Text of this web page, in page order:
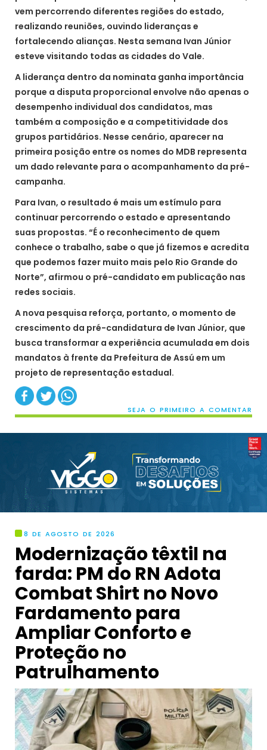
vem percorrendo diferentes regiões do estado,
realizando reuniões, ouvindo lideranças e
fortalecendo alianças. Nesta semana Ivan Júnior
esteve visitando todas as cidades do Vale.
A liderança dentro da nominata ganha importância
porque a disputa proporcional envolve não apenas o
desempenho individual dos candidatos, mas
também a composição e a competitividade dos
grupos partidários. Nesse cenário, aparecer na
primeira posição entre os nomes do MDB representa
um dado relevante para o acompanhamento da pré-
campanha.
Para Ivan, o resultado é mais um estímulo para
continuar percorrendo o estado e apresentando
suas propostas. “É o reconhecimento de quem
conhece o trabalho, sabe o que já fizemos e acredita
que podemos fazer muito mais pelo Rio Grande do
Norte”, afirmou o pré-candidato em publicação nas
redes sociais.
A nova pesquisa reforça, portanto, o momento de
crescimento da pré-candidatura de Ivan Júnior, que
busca transformar a experiência acumulada em dois
mandatos à frente da Prefeitura de Assú em um
projeto de representação estadual.
SEJA O PRIMEIRO A COMENTAR
8 DE AGOSTO DE 2026
Modernização têxtil na
farda: PM do RN Adota
Combat Shirt no Novo
Fardamento para
Ampliar Conforto e
Proteção no
Patrulhamento